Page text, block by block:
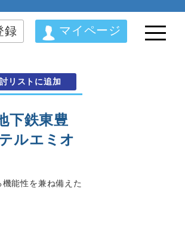
録 マイページ
リストに追加
下鉄東豊
ルエミオ
能性を兼ね備えた